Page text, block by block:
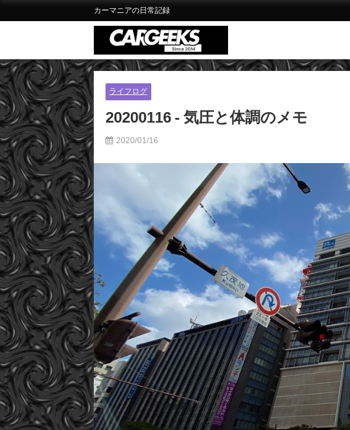
カーマニアの日常記録
ライフログ
20200116 - 気圧と体調のメモ
2020/01/16